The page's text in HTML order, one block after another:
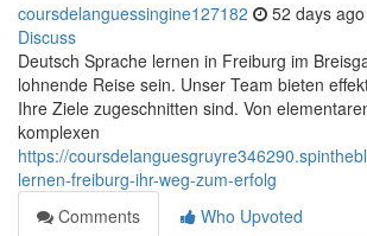
coursdelanguessingine127182 52 days ago
Discuss
Deutsch Sprache lernen in Freiburg im
lohnende Reise sein. Unser Team bieten
Ihre Ziele zugeschnitten sind. Von
komplexen
https://
lernen-freiburg-ihr-weg-zum-erfolg
Comments
Who Upvoted